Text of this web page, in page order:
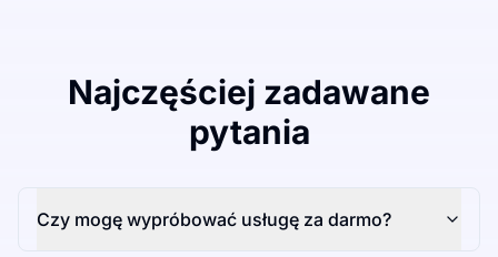
Najczęściej zadawane
pytania
Czy mogę wypróbować usługę za darmo?